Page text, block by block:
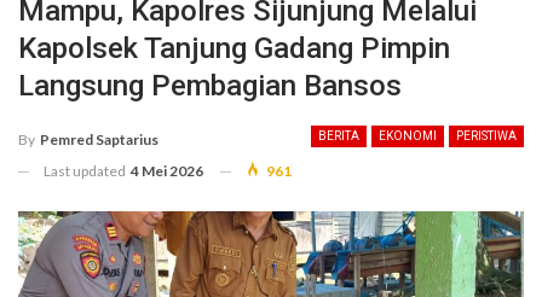
Mampu, Kapolres Sijunjung Melalui
Kapolsek Tanjung Gadang Pimpin
Langsung Pembagian Bansos
BERITA EKONOMI PERISTIWA
By Pemred Saptarius
Last updated 4 Mei 2026 961